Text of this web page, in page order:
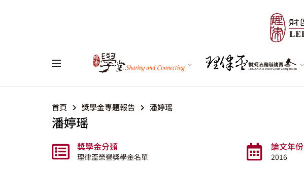
首頁 獎學金專題報告 潘婷瑶
潘婷瑶
獎學金分類
理律盃榮譽獎學金名單
論文年份
2016